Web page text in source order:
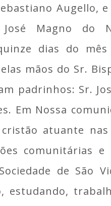
Augello,
José Magno do
dias do
mãos do Sr.
padrinhos: Sr.
Em Nossa
atuante nas
comunitárias
de São
estudando,